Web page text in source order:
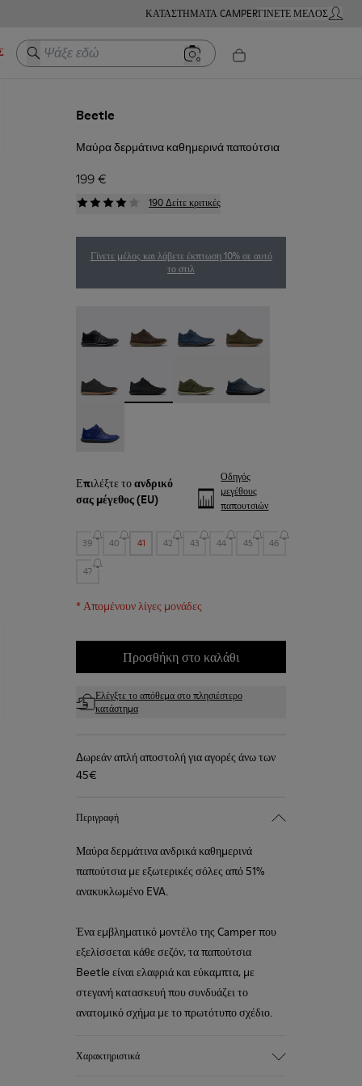
ΚΑΤΑΣΤΉΜΑΤΑ CAMPERΓΊΝΕΤΕ ΜΈΛΟΣΟ
Ψάξε εδώ
Beetle
Μαύρα δερμάτινα καθημερινά παπούτσια
199 €
190 Δείτε κριτικές
Γίνετε μέλος και λάβετε έκπτωση 10% σε αυτό
το στιλ
Επιλέξτε τοανδρικό
σας μέγεθος(EU)
Οδηγός
μεγέθους
παπουτσιών
39 40 41 42 43 44 45 46
47
*Απομένουν λίγες μονάδες
Προσθήκη στο καλάθι
Ελέγξτε το απόθεμα στο πλησιέστερο
κατάστημα
Δωρεάν απλή αποστολή για αγορές άνω των
45€
Περιγραφή
Μαύρα δερμάτινα ανδρικά καθημερινά
παπούτσια με εξωτερικές σόλες από 51%
ανακυκλωμένο EVA.
Ένα εμβληματικό μοντέλο της Camper που
εξελίσσεται κάθε σεζόν, τα παπούτσια
Beetle είναι ελαφριά και εύκαμπτα, με
στεγανή κατασκευή που συνδυάζει το
ανατομικό σχήμα με το πρωτότυπο σχέδιο.
Χαρακτηριστικά